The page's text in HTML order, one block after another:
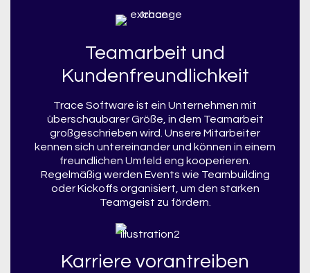
Teamarbeit und
Kundenfreundlichkeit
Trace Software ist ein Unternehmen mit
überschaubarer Größe, in dem Teamarbeit
großgeschrieben wird. Unsere Mitarbeiter
kennen sich untereinander und können in einem
freundlichen Umfeld eng kooperieren.
Regelmäßig werden Events wie Teambuilding
oder Kickoffs organisiert, um den starken
Teamgeist zu fördern.
Karriere vorantreiben